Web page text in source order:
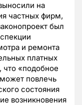
на
частных фирм,
был
и ремонта
платных
что «подобное
повлечь
состояния
возникновения